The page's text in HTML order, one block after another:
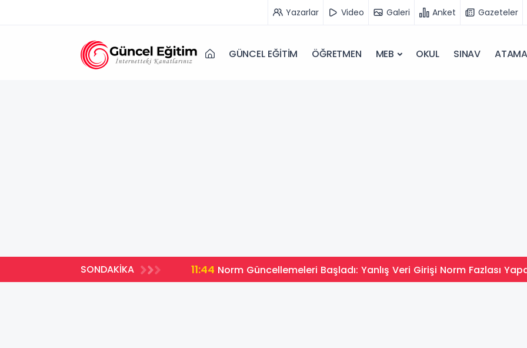
Yazarlar Video Galeri Anket Gazeteler
GÜNCEL EĞİTİM ÖĞRETMEN MEB OKUL SINAV ATAMA
SONDAKİKA 11:44 Norm Güncellemeleri Başladı: Yanlış Veri Girişi Norm Fazlası